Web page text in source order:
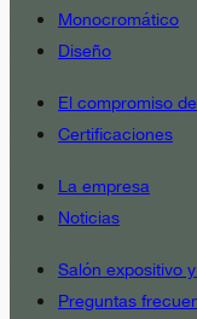
Monocromático
Diseño
El compromiso
Certificaciones
La empresa
Noticias
Salón expositivo
Preguntas